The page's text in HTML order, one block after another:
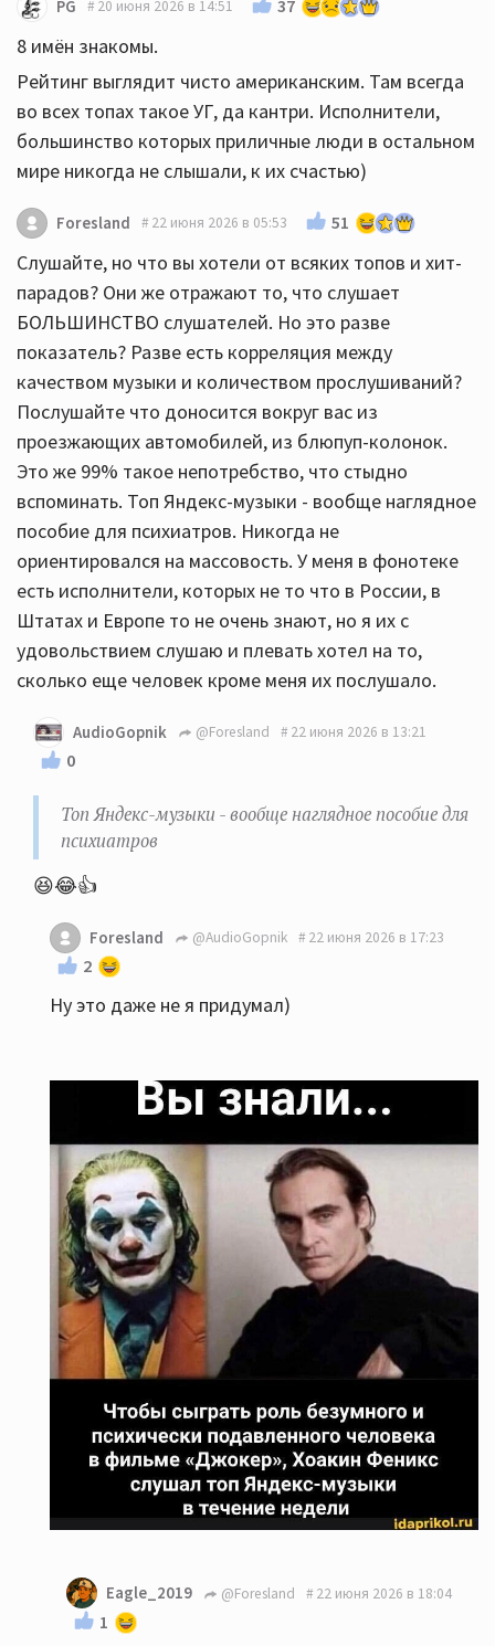
PG 20 июня 2026 в 14:51 37
8 имён знакомы.
Рейтинг выглядит чисто американским. Там всегда
во всех топах такое УГ, да кантри. Исполнители,
большинство которых приличные люди в остальном
мире никогда не слышали, к их счастью)
Foresland 22 июня 2026 в 05:53 51
Слушайте, но что вы хотели от всяких топов и хит-
парадов? Они же отражают то, что слушает
БОЛЬШИНСТВО слушателей. Но это разве
показатель? Разве есть корреляция между
качеством музыки и количеством прослушиваний?
Послушайте что доносится вокруг вас из
проезжающих автомобилей, из блюпуп-колонок.
Это же 99% такое непотребство, что стыдно
вспоминать. Топ Яндекс-музыки - вообще наглядное
пособие для психиатров. Никогда не
ориентировался на массовость. У меня в фонотеке
есть исполнители, которых не то что в России, в
Штатах и Европе то не очень знают, но я их с
удовольствием слушаю и плевать хотел на то,
сколько еще человек кроме меня их послушало.
AudioGopnik @Foresland 22 июня 2026 в 13:21
0
Топ Яндекс-музыки - вообще наглядное пособие для
психиатров
😆😂👍
Foresland @AudioGopnik 22 июня 2026 в 17:23
2
Ну это даже не я придумал)
Eagle_2019 @Foresland 22 июня 2026 в 18:04
1